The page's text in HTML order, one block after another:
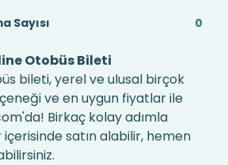
Sayısı
0
Otobüs Bileti
bileti, yerel ve ulusal birçok
ve en uygun fiyatlar ile
Birkaç kolay adımla
satın alabilir, hemen